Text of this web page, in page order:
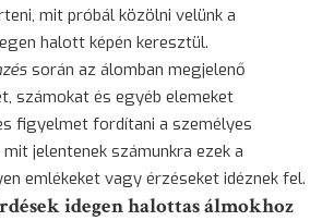
mit próbál közölni velünk a
halott képén keresztül.
során az álomban megjelenő
számokat és egyéb elemeket
figyelmet fordítani a személyes
jelentenek számunkra ezek a
emlékeket vagy érzéseket idéznek fel.
idegen halottas álmokhoz